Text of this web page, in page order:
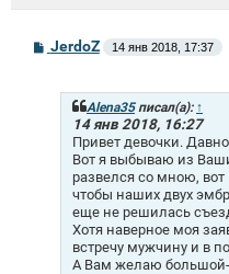
JerdoZ 14 янв 2018, 17:37
Alena35писал(а): ↑
14 янв 2018, 16:27
Привет девочки.
Вот я выбываю из
развелся со мною, вот
чтобы наших двух
еще не решилась
Хотя наверное моя
встречу мужчину и в
А Вам желаю